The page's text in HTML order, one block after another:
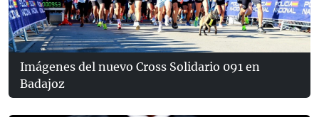
Imágenes del nuevo Cross Solidario 091 en
Badajoz